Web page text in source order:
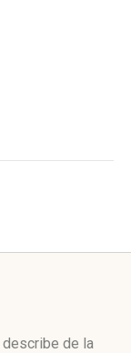
describe de la